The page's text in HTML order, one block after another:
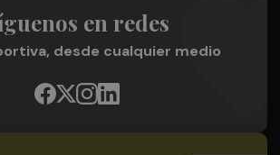
en redes
desde cualquier medio